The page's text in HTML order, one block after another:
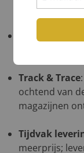
Verzending
Track & Trace
ochtend van
magazijnen
Tijdvak
meerprijs;